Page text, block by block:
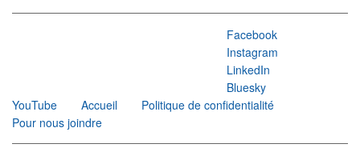
Facebook
Instagram
LinkedIn
Bluesky
YouTube
Accueil
Politique de confidentialité
Pour nous joindre